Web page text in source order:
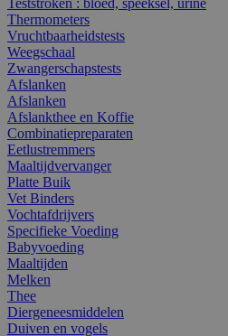
Thermometers
Vruchtbaarheidstests
Weegschaal
Zwangerschapstests
Afslanken
Afslanken
Afslankthee en Koffie
Combinatiepreparaten
Eetlustremmers
Maaltijdvervanger
Platte Buik
Vet Binders
Vochtafdrijvers
Specifieke Voeding
Babyvoeding
Maaltijden
Melken
Thee
Diergeneesmiddelen
Duiven en vogels